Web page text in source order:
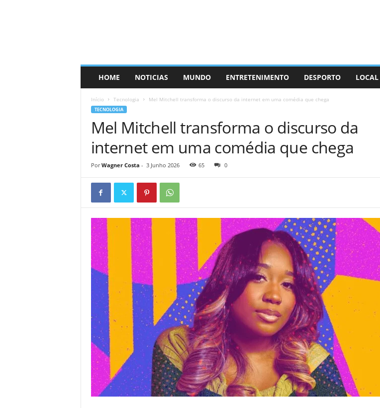
HOME NOTICIAS MUNDO ENTRETENIMENTO DESPORTO LOCAL
Início Tecnologia Mel Mitchell transforma o discurso da internet em uma comédia que chega
TECNOLOGIA
Mel Mitchell transforma o discurso da
internet em uma comédia que chega
Por Wagner Costa - 3 Junho 2026 65 0